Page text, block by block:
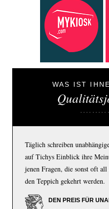
WAS IST
Täglich schreiben
auf Tichys Einblick ihre
jenen Fragen, die sonst oft
den Teppich gekehrt werden.
DEN PREIS FÜR